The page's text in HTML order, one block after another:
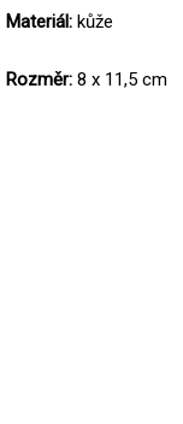
Materiál: kůže
Rozměr: 8 x 11,5 cm